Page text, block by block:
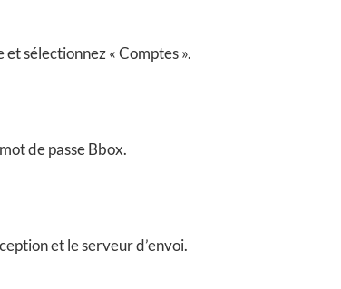
sélectionnez « Comptes ».
de passe Bbox.
et le serveur d’envoi.